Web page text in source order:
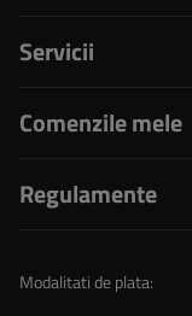
Servicii
Comenzile mele
Regulamente
Modalitati de plata: